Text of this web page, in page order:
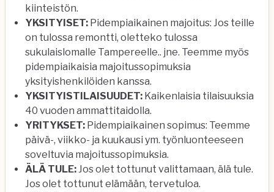
kiinteistön.
YKSITYISET: Pidempiaikainen majoitus: Jos teille
on tulossa remontti, oletteko tulossa
sukulaislomalle Tampereelle.. jne. Teemme myös
pidempiaikaisia majoitussopimuksia
yksityishenkilöiden kanssa.
YKSITYISTILAISUUDET: Kaikenlaisia tilaisuuksia
40 vuoden ammattitaidolla.
YRITYKSET: Pidempiaikainen sopimus: Teemme
päivä-, viikko- ja kuukausi ym. työnluonteeseen
soveltuvia majoitussopimuksia.
ÄLÄ TULE:Jos olet tottunut valittamaan, älä tule.
Jos olet tottunut elämään, tervetuloa.